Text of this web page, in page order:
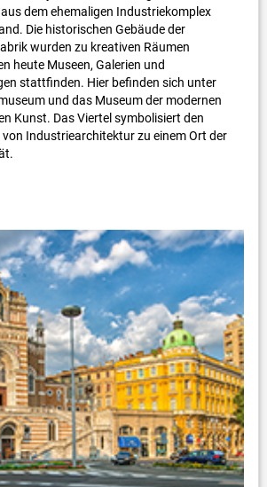
dem ehemaligen Industriekomplex
Die historischen Gebäude der
wurden zu kreativen Räumen
heute Museen, Galerien und
stattfinden. Hier befinden sich unter
und das Museum der modernen
Kunst. Das Viertel symbolisiert den
von Industriearchitektur zu einem Ort der